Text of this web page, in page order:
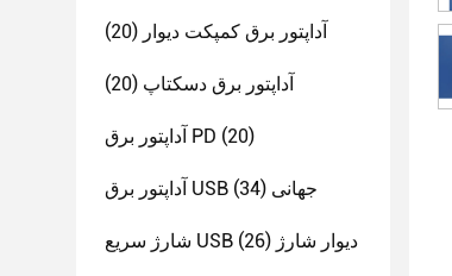
آداپتور برق کمپکت دیوار (20)
آداپتور برق دسکتاپ (20)
آداپتور برق PD (20)
آداپتور برق USB جهانی (34)
شارژ سریع USB دیوار شارژ (26)